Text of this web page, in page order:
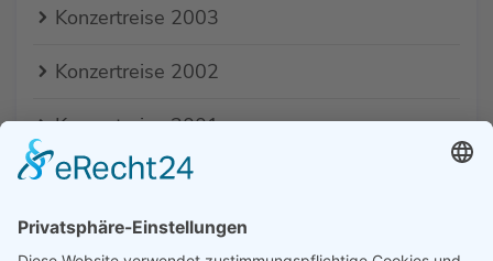
Konzertreise 2003
Konzertreise 2002
Konzertreise 2001
Konzertreise 2000
Konzertreise 1999